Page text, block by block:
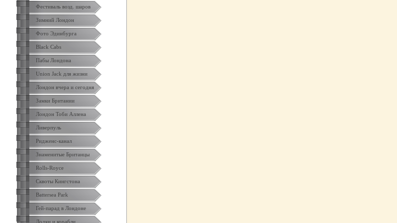
Фестиваль возд. шаров
Зимний Лондон
Фото Эдинбурга
Black Cabs
Пабы Лондона
Union Jack для жизни
Лондон вчера и сегодня
Замки Британии
Лондон Тоби Аллена
Ливерпуль
Ридженс-канал
Знаменитые Британцы
Rolls-Royce
Сквоты Кингстона
Battersea Park
Гей-парад в Лондоне
Лодки и корабли